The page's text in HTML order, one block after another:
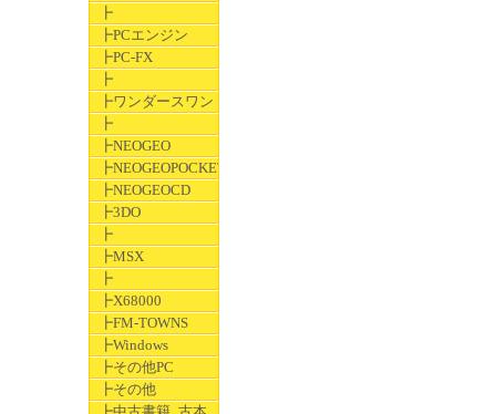
┣
┣PCエンジン
┣PC-FX
┣
┣ワンダースワン
┣
┣NEOGEO
┣NEOGEOPOCKET
┣NEOGEOCD
┣3DO
┣
┣MSX
┣
┣X68000
┣FM-TOWNS
┣Windows
┣その他PC
┣その他